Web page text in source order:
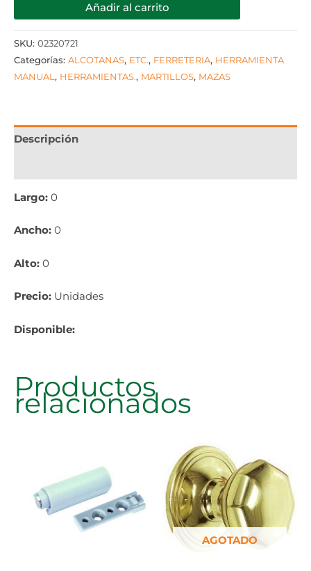
Añadir al carrito
SKU: 02320721
Categorías: ALCOTANAS, ETC., FERRETERIA, HERRAMIENTA
MANUAL , HERRAMIENTAS., MARTILLOS, MAZAS
Descripción
Largo: 0
Ancho: 0
Alto: 0
Precio: Unidades
Disponible:
Productos
relacionados
AGOTADO